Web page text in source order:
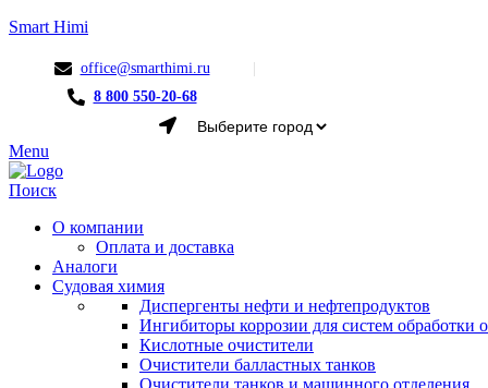
Smart Himi
8 800 550-20-68
office@smarthimi.ru
Menu
Поиск
О компании
Оплата и доставка
Аналоги
Судовая химия
Диспергенты нефти и нефтепродуктов
Ингибиторы коррозии для систем
Кислотные очистители
Очистители балластных танков
Очистители танков и машинного отделения